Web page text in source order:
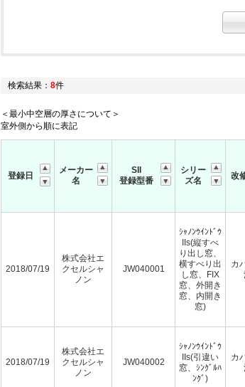
検索結果： 8件
＜最小中空層の厚さについて＞
室外側から順に表記
登録日
メーカー
名
SII
登録型番
シリー
ズ名
改
2018/07/19
株式会社エ
クセルシャ
ノン
JW040001
ｼｬﾉﾝｳｲﾝﾄﾞｳ
IIs(縦すべ
り出し窓、
横すべり出
し窓、FIX
窓、外開き
窓、内開き
窓)
カ
2018/07/19
株式会社エ
クセルシャ
ノン
JW040002
ｼｬﾉﾝｳｲﾝﾄﾞｳ
IIs(引違い
窓、ｼﾝｸﾞﾙﾊ
ﾝｸﾞ)
カ